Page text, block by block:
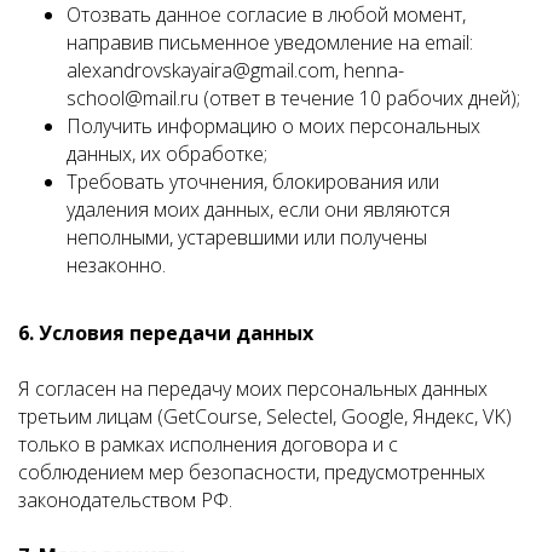
Отозвать данное согласие в любой момент,
направив письменное уведомление на email:
alexandrovskayaira@gmail.com, henna-
school@mail.ru (ответ в течение 10 рабочих дней);
Получить информацию о моих персональных
данных, их обработке;
Требовать уточнения, блокирования или
удаления моих данных, если они являются
неполными, устаревшими или получены
незаконно.
6. Условия передачи данных
Я согласен на передачу моих персональных данных
третьим лицам (GetCourse, Selectel, Google, Яндекс, VK)
только в рамках исполнения договора и с
соблюдением мер безопасности, предусмотренных
законодательством РФ.